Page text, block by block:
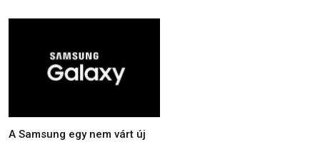
A Samsung egy nem várt új